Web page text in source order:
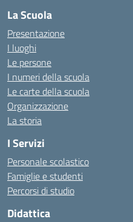
La Scuola
Presentazione
I luoghi
Le persone
I numeri della scuola
Le carte della scuola
Organizzazione
La storia
I Servizi
Personale scolastico
Famiglie e studenti
Percorsi di studio
Didattica